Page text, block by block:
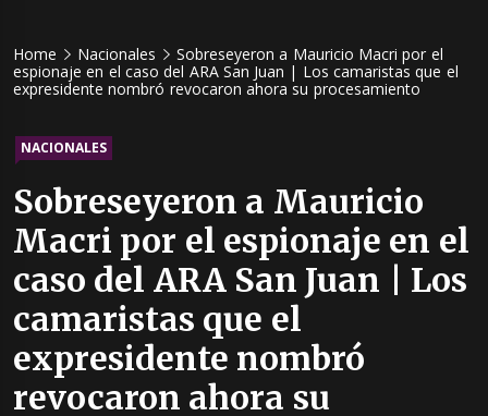
Home Nacionales
Sobreseyeron a Mauricio Macri por el
espionaje en el caso del ARA San Juan | Los camaristas que el
expresidente nombró revocaron ahora su procesamiento
NACIONALES
Sobreseyeron a Mauricio
Macri por el espionaje en el
caso del ARA San Juan | Los
camaristas que el
expresidente nombró
revocaron ahora su